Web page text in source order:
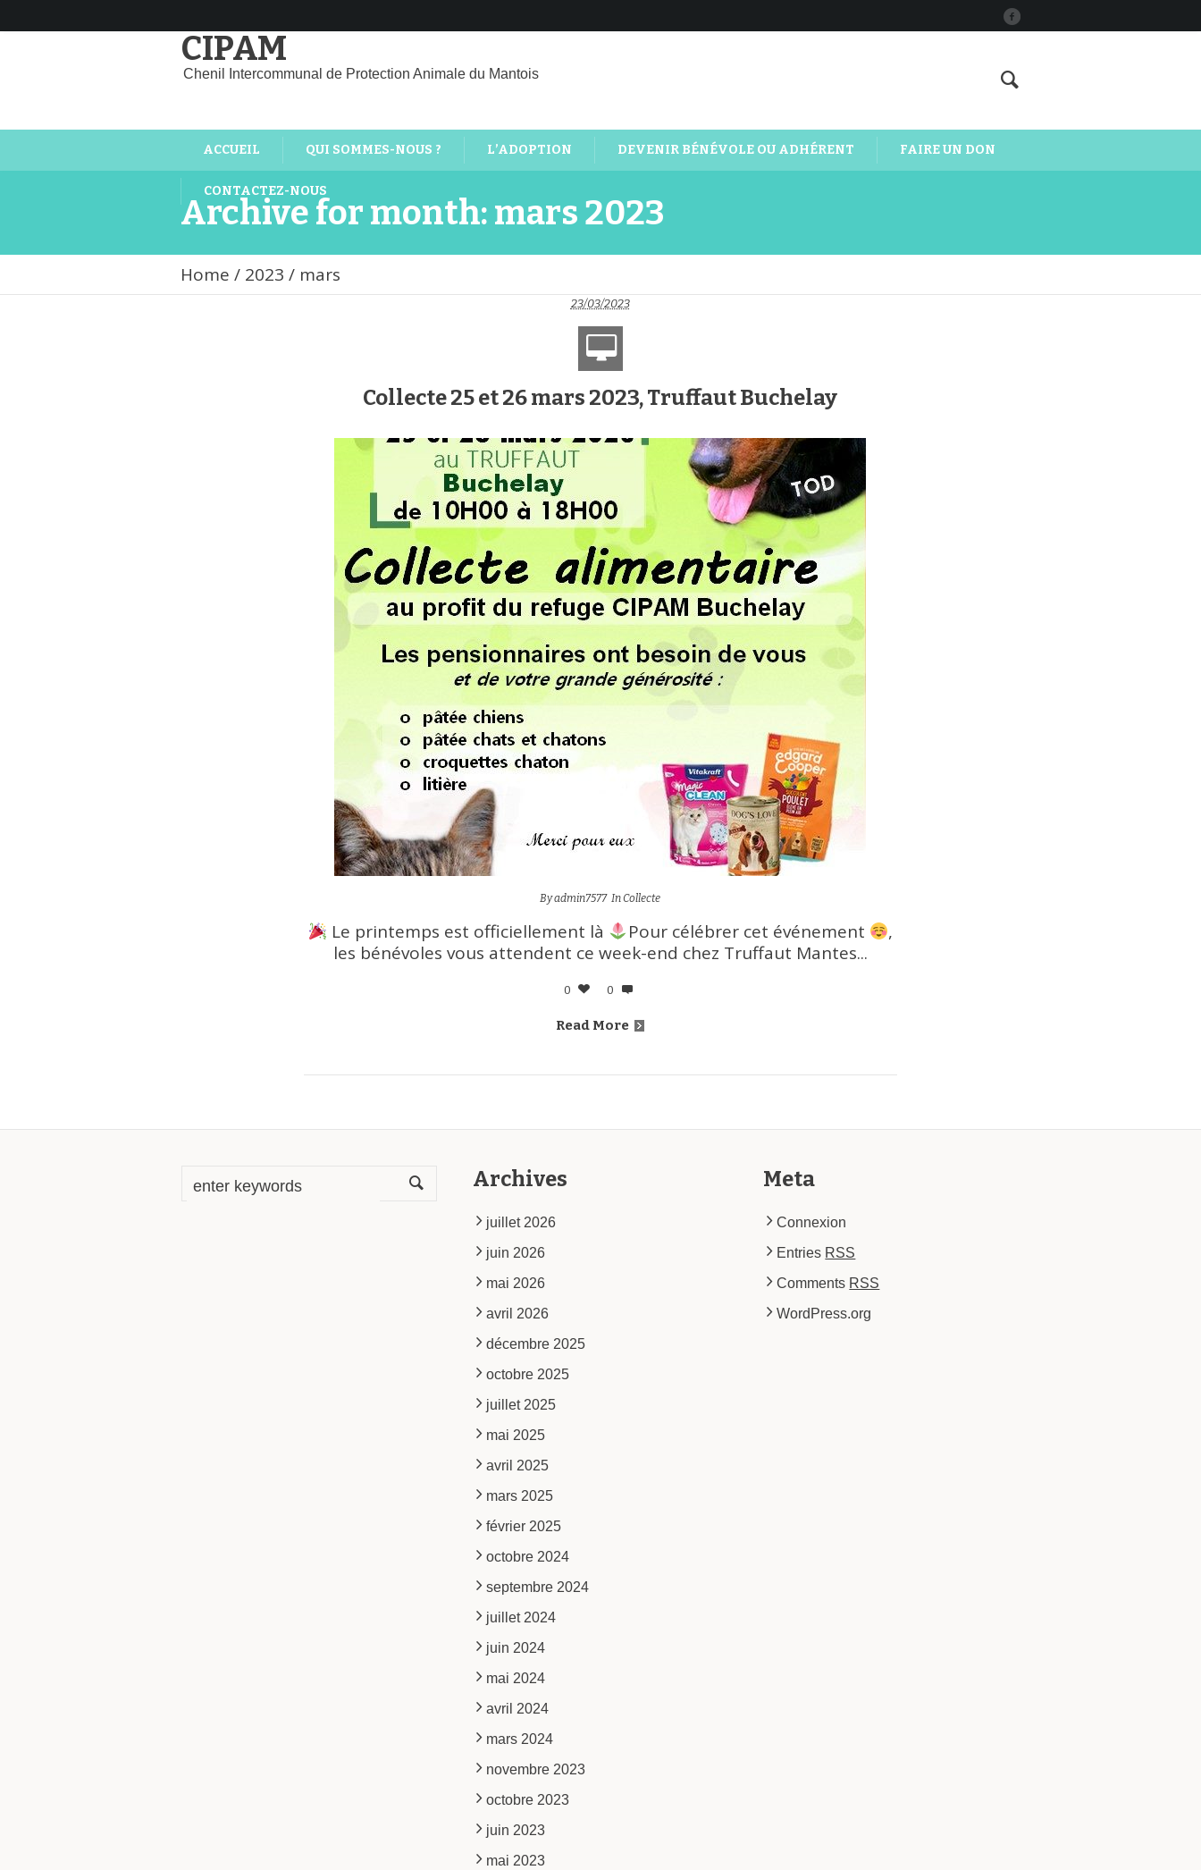
CIPAM
Chenil Intercommunal de Protection Animale du Mantois
ACCUEIL QUI SOMMES-NOUS ? L’ADOPTION DEVENIR BÉNÉVOLE OU ADHÉRENT FAIRE UN DON
CONTACTEZ-NOUS
Archive for month: mars 2023
Home / 2023 / mars
23/03/2023
Collecte 25 et 26 mars 2023, Truffaut Buchelay
Byadmin7577 InCollecte
Le printemps est officiellement là Pour célébrer cet événement
,
les bénévoles vous attendent ce week-end chez Truffaut Mantes...
0 0
Read More
Archives
juillet 2026
juin 2026
mai 2026
avril 2026
décembre 2025
octobre 2025
juillet 2025
mai 2025
avril 2025
mars 2025
février 2025
octobre 2024
septembre 2024
juillet 2024
juin 2024
mai 2024
avril 2024
mars 2024
novembre 2023
octobre 2023
juin 2023
mai 2023
Meta
Connexion
Entries RSS
Comments RSS
WordPress.org